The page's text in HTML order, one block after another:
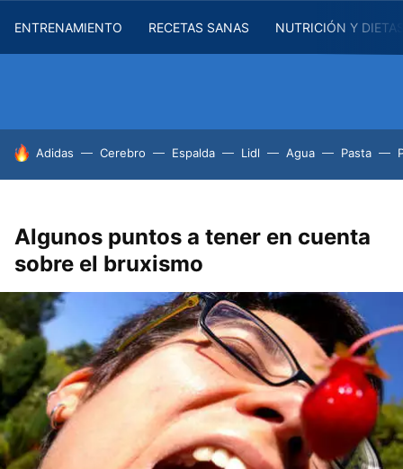
ENTRENAMIENTO RECETAS SANAS NUTRICIÓN Y
HOY SE HABLA DE
Adidas Cerebro Espalda Lidl Agua Pasta
Algunos puntos a tener en cuenta
sobre el bruxismo